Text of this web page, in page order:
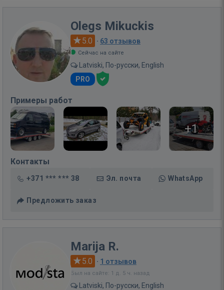
Olegs Mikuckis
5.0 · 63 отзывов
Сейчас на сайте
Latviski, По-русски, English
PRO
Примеры работ
+1
Контакты
+371 *** *** 38 Эл. почта WhatsApp
Предложить заказ
Marija R.
5.0 · 1 отзывов
Был на сайте: 1 д. 5 ч. назад
Latviski, По-русски, English